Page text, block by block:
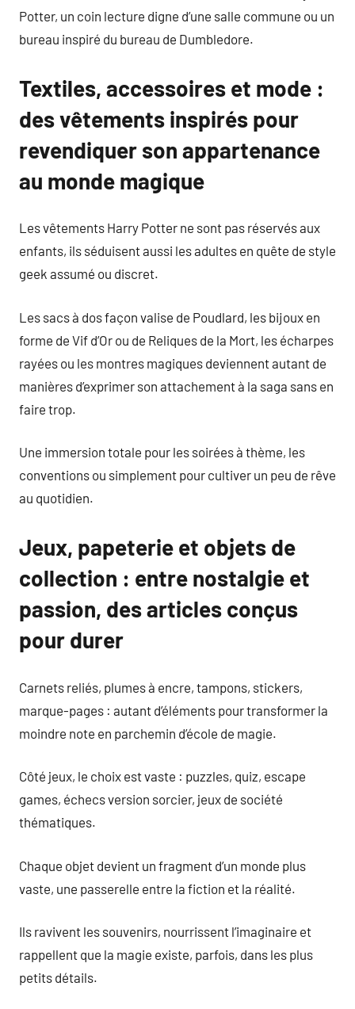
Potter, un coin lecture digne d’une salle commune ou un
bureau inspiré du bureau de Dumbledore.
Textiles, accessoires et mode :
des vêtements inspirés pour
revendiquer son appartenance
au monde magique
Les vêtements Harry Potter ne sont pas réservés aux
enfants, ils séduisent aussi les adultes en quête de style
geek assumé ou discret.
Les sacs à dos façon valise de Poudlard, les bijoux en
forme de Vif d’Or ou de Reliques de la Mort, les écharpes
rayées ou les montres magiques deviennent autant de
manières d’exprimer son attachement à la saga sans en
faire trop.
Une immersion totale pour les soirées à thème, les
conventions ou simplement pour cultiver un peu de rêve
au quotidien.
Jeux, papeterie et objets de
collection : entre nostalgie et
passion, des articles conçus
pour durer
Carnets reliés, plumes à encre, tampons, stickers,
marque-pages : autant d’éléments pour transformer la
moindre note en parchemin d’école de magie.
Côté jeux, le choix est vaste : puzzles, quiz, escape
games, échecs version sorcier, jeux de société
thématiques.
Chaque objet devient un fragment d’un monde plus
vaste, une passerelle entre la fiction et la réalité.
Ils ravivent les souvenirs, nourrissent l’imaginaire et
rappellent que la magie existe, parfois, dans les plus
petits détails.